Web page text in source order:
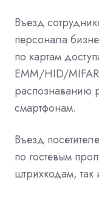
Въезд
персонала
по картам
EMM/HID/
распознаванию
смартфонам.
Въезд
по гостевым
штрихкодам, так